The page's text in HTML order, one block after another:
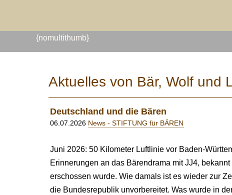
{nomultithumb}
Aktuelles von Bär, Wolf und
Deutschland und die Bären
06.07.2026 News - STIFTUNG für BÄREN
Juni 2026: 50 Kilometer Luftlinie vor Baden-
Erinnerungen an das Bärendrama mit JJ4,
erschossen wurde. Wie damals ist es wieder zur
die Bundesrepublik unvorbereitet. Was wurde in